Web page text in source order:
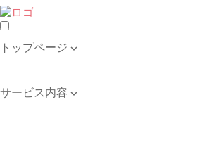
トップページ 
サービス内容 